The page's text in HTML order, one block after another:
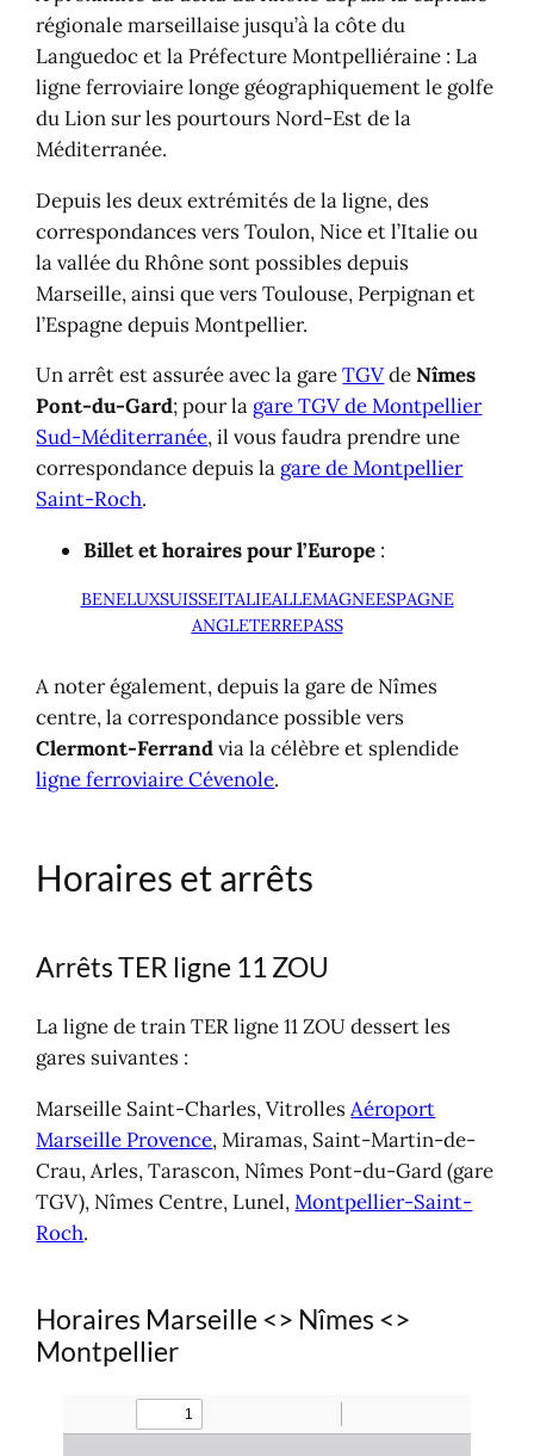
régionale marseillaise jusqu’à la côte du
Languedoc et la Préfecture Montpelliéraine : La
ligne ferroviaire longe géographiquement le golfe
du Lion sur les pourtours Nord-Est de la
Méditerranée.
Depuis les deux extrémités de la ligne, des
correspondances vers Toulon, Nice et l’Italie ou
la vallée du Rhône sont possibles depuis
Marseille, ainsi que vers Toulouse, Perpignan et
l’Espagne depuis Montpellier.
Un arrêt est assurée avec la gareTGVdeNîmes
Pont-du-Gard; pour la gare TGV de Montpellier
Sud-Méditerranée, il vous faudra prendre une
correspondance depuis la gare de Montpellier
Saint-Roch.
Billet et horaires pour l’Europe :
BENELUXSUISSEITALIEALLEMAGNEESPAGNE
ANGLETERREPASS
A noter également, depuis la gare de Nîmes
centre, la correspondance possible vers
Clermont-Ferrandvia la célèbre et splendide
ligne ferroviaire Cévenole.
Horaires et arrêts
Arrêts TER ligne 11 ZOU
La ligne de train TER ligne 11 ZOU dessert les
gares suivantes :
Marseille Saint-Charles, VitrollesAéroport
Marseille Provence, Miramas, Saint-Martin-de-
Crau, Arles, Tarascon, Nîmes Pont-du-Gard (gare
TGV), Nîmes Centre, Lunel,Montpellier-Saint-
Roch.
Horaires Marseille <> Nîmes <>
Montpellier